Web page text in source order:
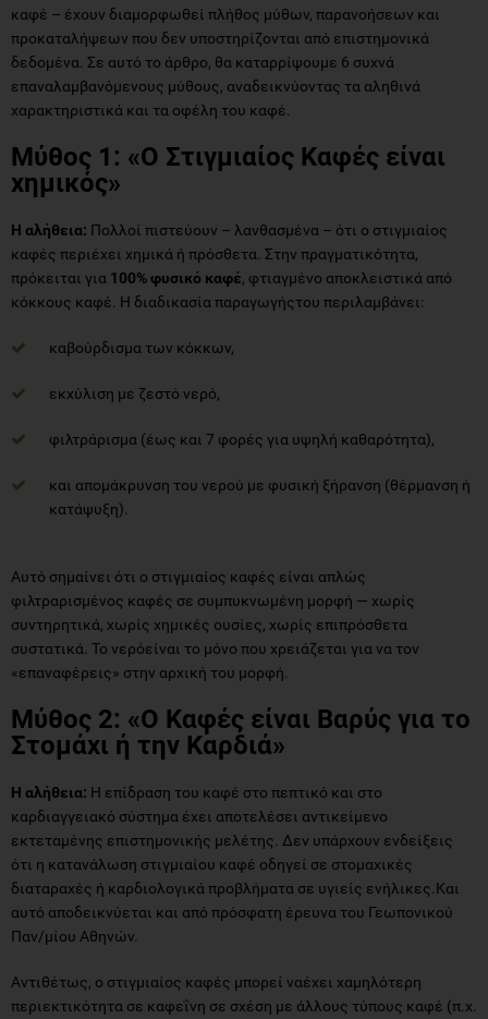
καφέ – έχουν διαμορφωθεί πλήθος μύθων, παρανοήσεων και
προκαταλήψεων που δεν υποστηρίζονται από επιστημονικά
δεδομένα. Σε αυτό το άρθρο, θα καταρρίψουμε 6 συχνά
επαναλαμβανόμενους μύθους, αναδεικνύοντας τα αληθινά
χαρακτηριστικά και τα οφέλη του καφέ.
Μύθος 1: «Ο Στιγμιαίος Καφές είναι
χημικός»
Η αλήθεια: Πολλοί πιστεύουν – λανθασμένα – ότι ο στιγμιαίος
καφές περιέχει χημικά ή πρόσθετα. Στην πραγματικότητα,
πρόκειται για 100% φυσικό καφέ, φτιαγμένο αποκλειστικά από
κόκκους καφέ. Η διαδικασία παραγωγήςτου περιλαμβάνει:
καβούρδισμα των κόκκων,
εκχύλιση με ζεστό νερό,
φιλτράρισμα (έως και 7 φορές για υψηλή καθαρότητα),
και απομάκρυνση του νερού με φυσική ξήρανση (θέρμανση ή
κατάψυξη).
Αυτό σημαίνει ότι ο στιγμιαίος καφές είναι απλώς
φιλτραρισμένος καφές σε συμπυκνωμένη μορφή — χωρίς
συντηρητικά, χωρίς χημικές ουσίες, χωρίς επιπρόσθετα
συστατικά. Το νερόείναι το μόνο που χρειάζεται για να τον
«επαναφέρεις» στην αρχική του μορφή.
Μύθος 2: «Ο Καφές είναι Βαρύς για το
Στομάχι ή την Καρδιά»
Η αλήθεια: Η επίδραση του καφέ στο πεπτικό και στο
καρδιαγγειακό σύστημα έχει αποτελέσει αντικείμενο
εκτεταμένης επιστημονικής μελέτης. Δεν υπάρχουν ενδείξεις
ότι η κατανάλωση στιγμιαίου καφέ οδηγεί σε στομαχικές
διαταραχές ή καρδιολογικά προβλήματα σε υγιείς ενήλικες.Και
αυτό αποδεικνύεται και από πρόσφατη έρευνα του Γεωπονικού
Παν/μίου Αθηνών.
Αντιθέτως, ο στιγμιαίος καφές μπορεί ναέχει χαμηλότερη
περιεκτικότητα σε καφεΐνη σε σχέση με άλλους τύπους καφέ (π.χ.